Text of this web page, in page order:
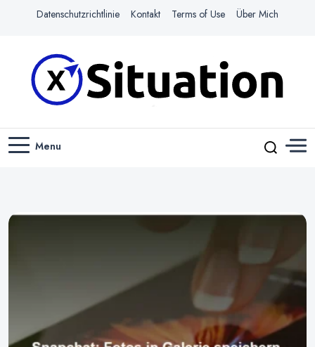
Datenschutzrichtlinie Kontakt Terms of Use Über Mich
X-SITUATION
Menu